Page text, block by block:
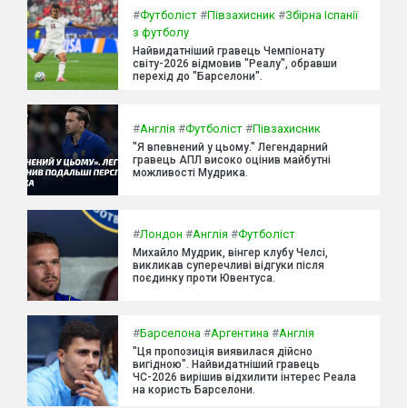
#Футболіст #Півзахисник #Збірна Іспанії
з футболу
Найвидатніший гравець Чемпіонату
світу-2026 відмовив "Реалу", обравши
перехід до "Барселони".
#Англія #Футболіст #Півзахисник
"Я впевнений у цьому." Легендарний
гравець АПЛ високо оцінив майбутні
можливості Мудрика.
#Лондон #Англія #Футболіст
Михайло Мудрик, вінгер клубу Челсі,
викликав суперечливі відгуки після
поєдинку проти Ювентуса.
#Барселона #Аргентина #Англія
"Ця пропозиція виявилася дійсно
вигідною". Найвидатніший гравець
ЧС-2026 вирішив відхилити інтерес Реала
на користь Барселони.